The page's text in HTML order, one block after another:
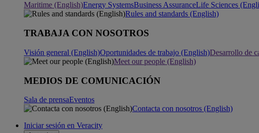
Maritime (English)Energy SystemsBusiness AssuranceLife Sciences
Rules and standards (English)
TRABAJA CON NOSOTROS
Visión general (English)Oportunidades de trabajo (English)Desarrollo de
Meet our people (English)
MEDIOS DE COMUNICACIÓN
Sala de prensaEventos
Contacta con nosotros (English)
Iniciar sesión en Veracity